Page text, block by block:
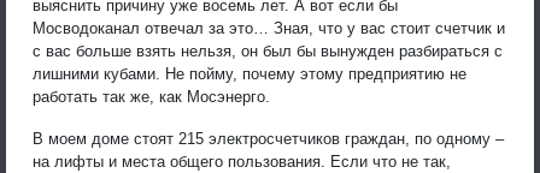
выяснить причину уже восемь лет. А вот если бы
Мосводоканал отвечал за это… Зная, что у вас стоит счетчик и
с вас больше взять нельзя, он был бы вынужден разбираться с
лишними кубами. Не пойму, почему этому предприятию не
работать так же, как Мосэнерго.
В моем доме стоят 215 электросчетчиков граждан, по одному –
на лифты и места общего пользования. Если что не так,